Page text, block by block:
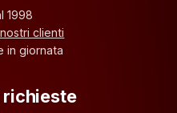
1998
clienti
in giornata
richieste